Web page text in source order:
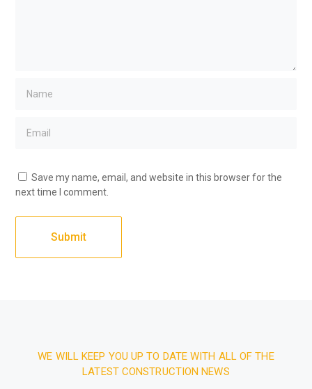
Save my name, email, and website in this browser for the
next time I comment.
WE WILL KEEP YOU UP TO DATE WITH ALL OF THE
LATEST CONSTRUCTION NEWS